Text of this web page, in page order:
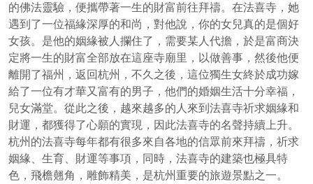
的佛法靈驗，便攜帶著一生的財富前往拜禱。在法喜寺，她
遇到了一位福緣深厚的和尚，對他說，你的女兒真的是個好
女孩。是他的姻緣被人攔住了，需要某人代擔，於是富商決
定將一生的財富全部放在這座寺廟里，以做善事，然後他便
離開了福州，返回杭州，不久之後，這位獨生女終於成功嫁
給了一位有才華又富有的男子，他們的婚姻生活十分幸福，
兒女滿堂。從此之後，越來越多的人來到法喜寺祈求姻緣和
財運，都獲得了心願的實現，因此法喜寺的名聲持續上升。
杭州的法喜寺每年都有很多來自各地的信眾前來拜禱，祈求
姻緣、生育、財運等事項，同時，法喜寺的建築也極具特
色，飛檐翹角，雕飾精美，是杭州重要的旅遊景點之一。